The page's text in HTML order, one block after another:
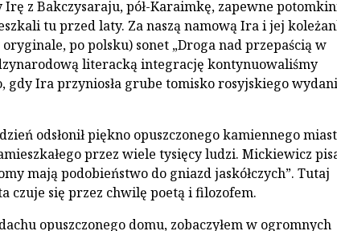
Irę z Bakczysaraju, pół-Karaimkę, zapewne
tu przed laty. Za naszą namową Ira i jej
po polsku) sonet „Droga nad przepaścią w
literacką integrację kontynuowaliśmy
gdy Ira przyniosła grube tomisko rosyjskiego
odsłonił piękno opuszczonego kamiennego
przez wiele tysięcy ludzi. Mickiewicz
mają podobieństwo do gniazd jaskółczych”. Tutaj
czuje się przez chwilę poetą i filozofem.
opuszczonego domu, zobaczyłem w ogromnych